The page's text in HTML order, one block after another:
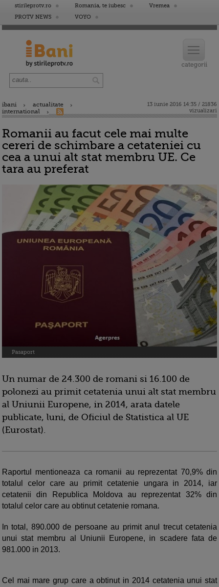
stirileprotv.ro Romania, te iubesc
Vremea
PROTV NEWS
VOYO
ibani
actualitate
international
13 iunie 2016 14:35 / 21836
vizualizari
Romanii au facut cele mai multe
cereri de schimbare a cetateniei cu
cea a unui alt stat membru UE. Ce
tara au preferat
Pasaport
Un numar de 24.300 de romani si 16.100 de
polonezi au primit cetatenia unui alt stat membru
al Uniunii Europene, in 2014, arata datele
publicate, luni, de Oficiul de Statistica al UE
(Eurostat).
Raportul mentioneaza ca romanii au reprezentat 70,9% din
totalul celor care au primit cetatenie ungara in 2014, iar
cetatenii din Republica Moldova au reprezentat 32% din
totalul celor care au obtinut cetatenie romana.
In total, 890.000 de persoane au primit anul trecut cetatenia
unui stat membru al Uniunii Europene, in scadere fata de
981.000 in 2013.
Cel mai mare grup care a obtinut in 2014 cetatenia unui stat